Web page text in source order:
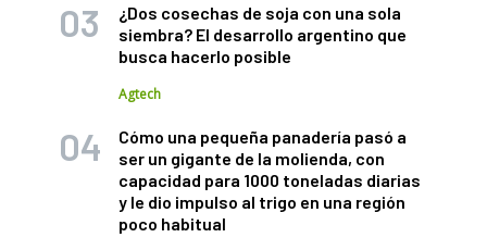
¿Dos cosechas de soja con una sola
siembra? El desarrollo argentino que
busca hacerlo posible
Agtech
Cómo una pequeña panadería pasó a
ser un gigante de la molienda, con
capacidad para 1000 toneladas diarias
y le dio impulso al trigo en una región
poco habitual